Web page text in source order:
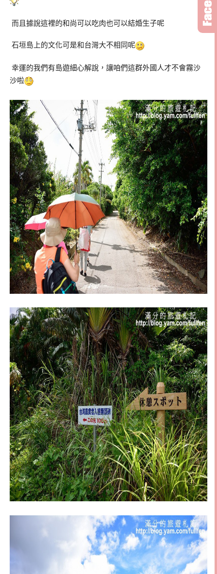
而且據說這裡的和尚可以吃肉也可以結婚生子呢
石垣島上的文化可是和台灣大不相同呢
幸運的我們有島遊細心解說，讓咱們這群外國人才不會霧沙
沙啦